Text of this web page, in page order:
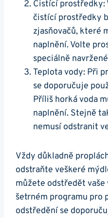
Čistící prostředky:
čistící prostředky
zjasňovačů, které
naplnění. Volte
speciálně
Teplota vody: Při
se doporučuje
Příliš horká voda
naplnění. Stejně
nemusí odstranit
Vždy důkladně
odstraňte veškeré
můžete odstředět
šetrném programu pro
odstředění se